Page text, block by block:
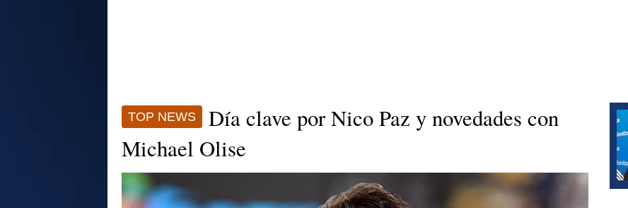
TOP NEWS
Día clave por Nico Paz y novedades con
Michael Olise